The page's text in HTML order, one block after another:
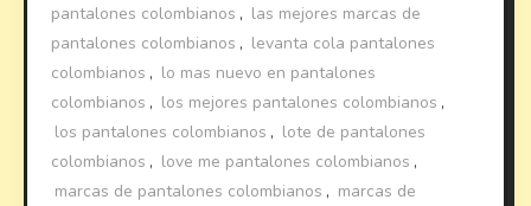
pantalones colombianos , las mejores marcas de
pantalones colombianos , levanta cola pantalones
colombianos , lo mas nuevo en pantalones
colombianos , los mejores pantalones colombianos ,
los pantalones colombianos , lote de pantalones
colombianos , love me pantalones colombianos ,
marcas de pantalones colombianos , marcas de